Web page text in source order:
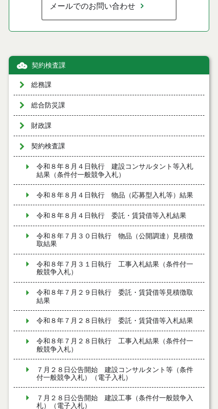
メールでのお問い合わせ
契約検査課
総務課
総合防災課
財政課
契約検査課
令和８年８月４日執行 建設コンサルタント等入札
結果（条件付一般競争入札）
令和８年８月４日執行 物品（応募型入札等）結果
令和８年８月４日執行 委託・賃貸借等入札結果
令和８年７月３０日執行 物品（公開調達）見積徴
取結果
令和８年７月３１日執行 工事入札結果（条件付一
般競争入札）
令和８年７月２９日執行 委託・賃貸借等見積徴取
結果
令和８年７月２８日執行 委託・賃貸借等入札結果
令和８年７月２８日執行 工事入札結果（条件付一
般競争入札）
７月２８日公告開始 建設コンサルタント等（条件
付一般競争入札）（電子入札）
７月２８日公告開始 建設工事（条件付一般競争入
札）（電子入札）